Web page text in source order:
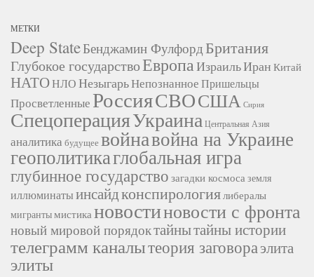
МЕТКИ
Deep StateБенджамин ФулфордБритания
Глубокое государствоЕвропаИзраильИран Китай
НАТОНЛОНезыгарьНепознанноеПришельцы
Просветленные РоссияСВОСША Сирия
СпецоперацияУкраина Центральная Азия
аналитика будущеевойнавойна на Украине
геополитикаглобальная игра
глубинное государство загадки космоса земля
иллюминатыинсайдконспирологиялибералы
мигрантымистика новостиновости с фронта
новый мировой порядоктайнытайны истории
телеграмм каналытеория заговораэлита
элиты